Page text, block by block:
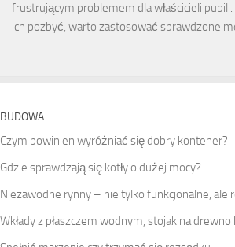
frustrującym problemem dla właścicieli
ich pozbyć, warto zastosować sprawdzone
BUDOWA
Czym powinien wyróżniać się dobry kontener?
Gdzie sprawdzają się kotły o dużej mocy?
Niezawodne rynny – nie tylko funkcjonalne, ale
Wkłady z płaszczem wodnym, stojak na